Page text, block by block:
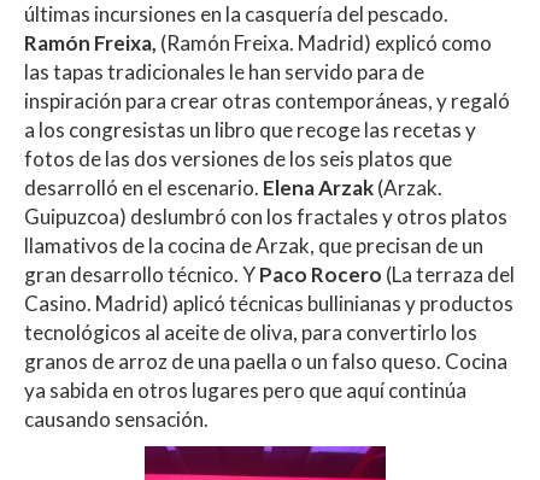
últimas incursiones en la casquería del pescado.
Ramón Freixa, (Ramón Freixa. Madrid) explicó como
las tapas tradicionales le han servido para de
inspiración para crear otras contemporáneas, y regaló
a los congresistas un libro que recoge las recetas y
fotos de las dos versiones de los seis platos que
desarrolló en el escenario. Elena Arzak(Arzak.
Guipuzcoa) deslumbró con los fractales y otros platos
llamativos de la cocina de Arzak, que precisan de un
gran desarrollo técnico. YPaco Rocero (La terraza del
Casino. Madrid) aplicó técnicas bullinianas y productos
tecnológicos al aceite de oliva, para convertirlo los
granos de arroz de una paella o un falso queso. Cocina
ya sabida en otros lugares pero que aquí continúa
causando sensación.